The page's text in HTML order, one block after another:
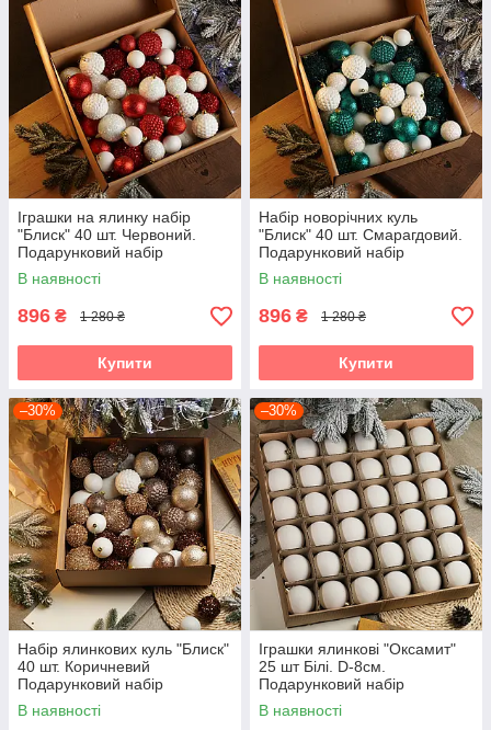
Іграшки на ялинку набір
"Блиск" 40 шт. Червоний.
Подарунковий набір
ялинкових кульок Кульки на
ялинку
В наявності
896 ₴ 1 280 ₴
Купити
Набір новорічних куль
"Блиск" 40 шт. Смарагдовий.
Подарунковий набір
ялинкових кульок Кульки на
ялинку
В наявності
896 ₴ 1 280 ₴
Купити
–30%
Набір ялинкових куль "Блиск"
40 шт. Коричневий
Подарунковий набір
новорічних кульок Кульки на
ялинку
В наявності
–30%
Іграшки ялинкові "Оксамит"
25 шт Білі. D-8см.
Подарунковий набір
ялинкових кульок Кульки на
ялинку
В наявності